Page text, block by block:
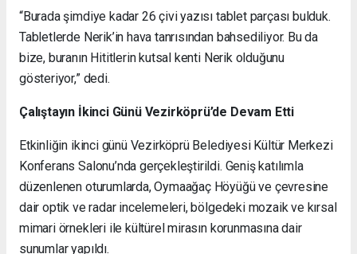
“Burada şimdiye kadar 26 çivi yazısı tablet parçası bulduk.
Tabletlerde Nerik’in hava tanrısından bahsediliyor. Bu da
bize, buranın Hititlerin kutsal kenti Nerik olduğunu
gösteriyor,” dedi.
Çalıştayın İkinci Günü Vezirköprü’de Devam Etti
Etkinliğin ikinci günü Vezirköprü Belediyesi Kültür Merkezi
Konferans Salonu’nda gerçekleştirildi. Geniş katılımla
düzenlenen oturumlarda, Oymaağaç Höyüğü ve çevresine
dair optik ve radar incelemeleri, bölgedeki mozaik ve kırsal
mimari örnekleri ile kültürel mirasın korunmasına dair
sunumlar yapıldı.